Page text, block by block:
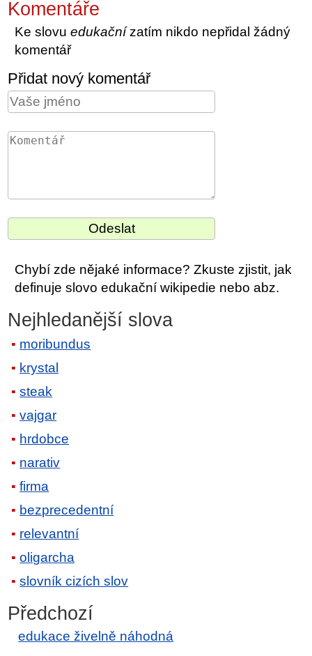
Komentáře
Ke slovuedukačnízatím nikdo nepřidal žádný
komentář
Přidat nový komentář
Chybí zde nějaké informace? Zkuste zjistit, jak
definuje slovo edukační wikipedie nebo abz.
Nejhledanější slova
moribundus
krystal
steak
vajgar
hrdobce
narativ
firma
bezprecedentní
relevantní
oligarcha
slovník cizích slov
Předchozí
edukace živelně náhodná